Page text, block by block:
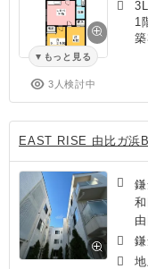
もっと見る
3人検討中
1
EAST RISE 由比ガ浜